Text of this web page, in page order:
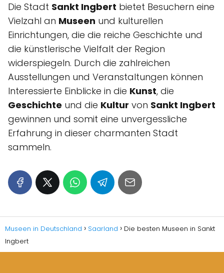
Die Stadt Sankt Ingbert bietet Besuchern eine
Vielzahl an Museen und kulturellen
Einrichtungen, die die reiche Geschichte und
die künstlerische Vielfalt der Region
widerspiegeln. Durch die zahlreichen
Ausstellungen und Veranstaltungen können
Interessierte Einblicke in die Kunst, die
Geschichte und die Kultur von Sankt Ingbert
gewinnen und somit eine unvergessliche
Erfahrung in dieser charmanten Stadt
sammeln.
Museen in Deutschland Saarland
Die besten Museen in Sankt
Ingbert